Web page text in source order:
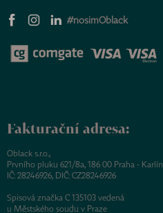
#nosimOblack
Fakturační adresa:
Oblack s.r.o.,
Prvního pluku 621/8a, 186 00 Praha - Karlín
IČ: 28246926, DIČ: CZ28246926
Spisová značka C 135103 vedená
u Městského soudu v Praze